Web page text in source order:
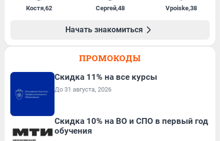
Костя,62 Сергей,48 Vpoiske,38
Начать знакомиться
ПРОМОКОДЫ
Скидка 11% на все курсы
До 31 августа, 2026
Скидка 10% на ВО и СПО в первый год
обучения